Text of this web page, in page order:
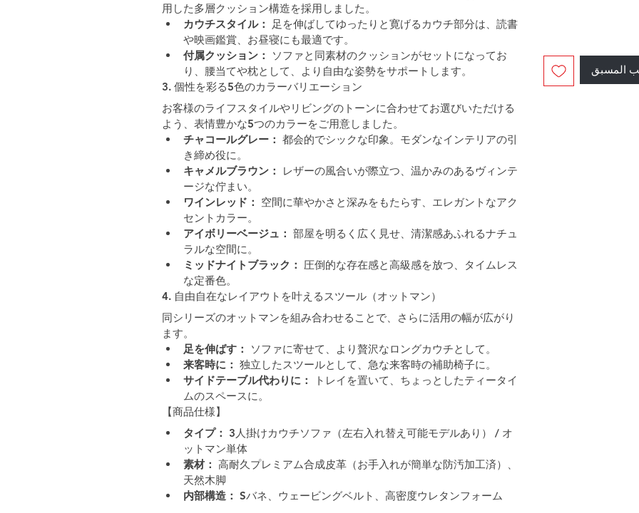
用した多層クッション構造を採用しました。
カウチスタイル：
足を伸ばしてゆったりと寛げるカウチ部分は、読書
や映画鑑賞、お昼寝にも最適です。
付属クッション：
ソファと同素材のクッションがセットになってお
り、腰当てや枕として、より自由な姿勢をサポートします。
3. 個性を彩る5色のカラーバリエーション
お客様のライフスタイルやリビングのトーンに合わせてお選びいただける
よう、表情豊かな5つのカラーをご用意しました。
チャコールグレー： 都会的でシックな印象。モダンなインテリアの引
き締め役に。
キャメルブラウン：
レザーの風合いが際立つ、温かみのあるヴィンテ
ージな佇まい。
ワインレッド： 空間に華やかさと深みをもたらす、エレガントなアク
セントカラー。
アイボリーベージュ： 部屋を明るく広く見せ、清潔感あふれるナチュ
ラルな空間に。
ミッドナイトブラック： 圧倒的な存在感と高級感を放つ、タイムレス
な定番色。
4. 自由自在なレイアウトを叶えるスツール（オットマン）
同シリーズのオットマンを組み合わせることで、さらに活用の幅が広がり
ます。
足を伸ばす：
ソファに寄せて、より贅沢なロングカウチとして。
来客時に： 独立したスツールとして、急な来客時の補助椅子に。
サイドテーブル代わりに：
トレイを置いて、ちょっとしたティータイ
ムのスペースに。
【商品仕様】
タイプ： 3人掛けカウチソファ（左右入れ替え可能モデルあり） / オ
ットマン単体
素材： 高耐久プレミアム合成皮革（お手入れが簡単な防汚加工済）、
天然木脚
内部構造： Sバネ、ウェービングベルト、高密度ウレタンフォーム
المسبق